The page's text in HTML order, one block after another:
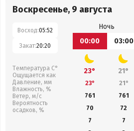
Воскресенье, 9 августа
Восход:05:52
Закат:20:20
Температура С°
Ощущается как
Давление, мм
Влажность, %
Ветер, м/с
Вероятность
осадков, %
Ночь
00:00
03:00
23° 21°
23° 21°
761
761
70
72
7
7